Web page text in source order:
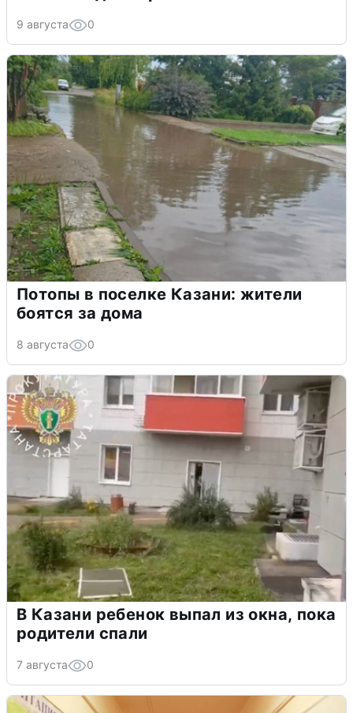
9 августа 0
Потопы в поселке Казани: жители
боятся за дома
8 августа 0
В Казани ребенок выпал из окна, пока
родители спали
7 августа 0